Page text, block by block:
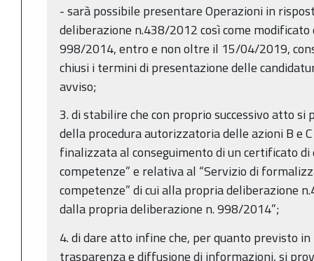
- sarà possibile presentare Operazioni in
deliberazione n.438/2012 così come
998/2014, entro e non oltre il 15/04/2019,
chiusi i termini di presentazione delle
avviso;
3. di stabilire che con proprio successivo atto
della procedura autorizzatoria delle azioni B e
finalizzata al conseguimento di un certificato
competenze” e relativa al “Servizio di
competenze” di cui alla propria deliberazione
dalla propria deliberazione n. 998/2014”;
4. di dare atto infine che, per quanto previsto
trasparenza e diffusione di informazioni, si